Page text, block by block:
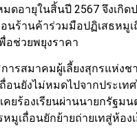
ดอายุในสิ้นปี 2567 จึงเกิ
นร้านค้าร่วมมือปฏิเสธหมู
อช่วยพยุงราคา
รสมาคมผู้เลี้ยงสุกรแห่งช
อนยังไม่หมดไปจากประเ
ยร้องเรียนผ่านนายกรัฐม
มูเถื่อนยักย้ายถ่ายเทสู่ห้อ